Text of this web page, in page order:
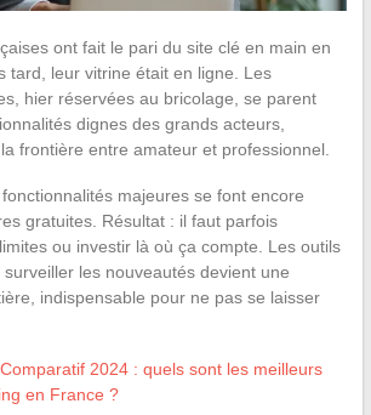
ont fait le pari du site clé en main en
tard, leur vitrine était en ligne. Les
hier réservées au bricolage, se parent
dignes des grands acteurs,
frontière entre amateur et professionnel.
majeures se font encore
gratuites. Résultat : il faut parfois
ou investir là où ça compte. Les outils
les nouveautés devient une
indispensable pour ne pas se laisser
Comparatif 2024 : quels sont les meilleurs
en France ?